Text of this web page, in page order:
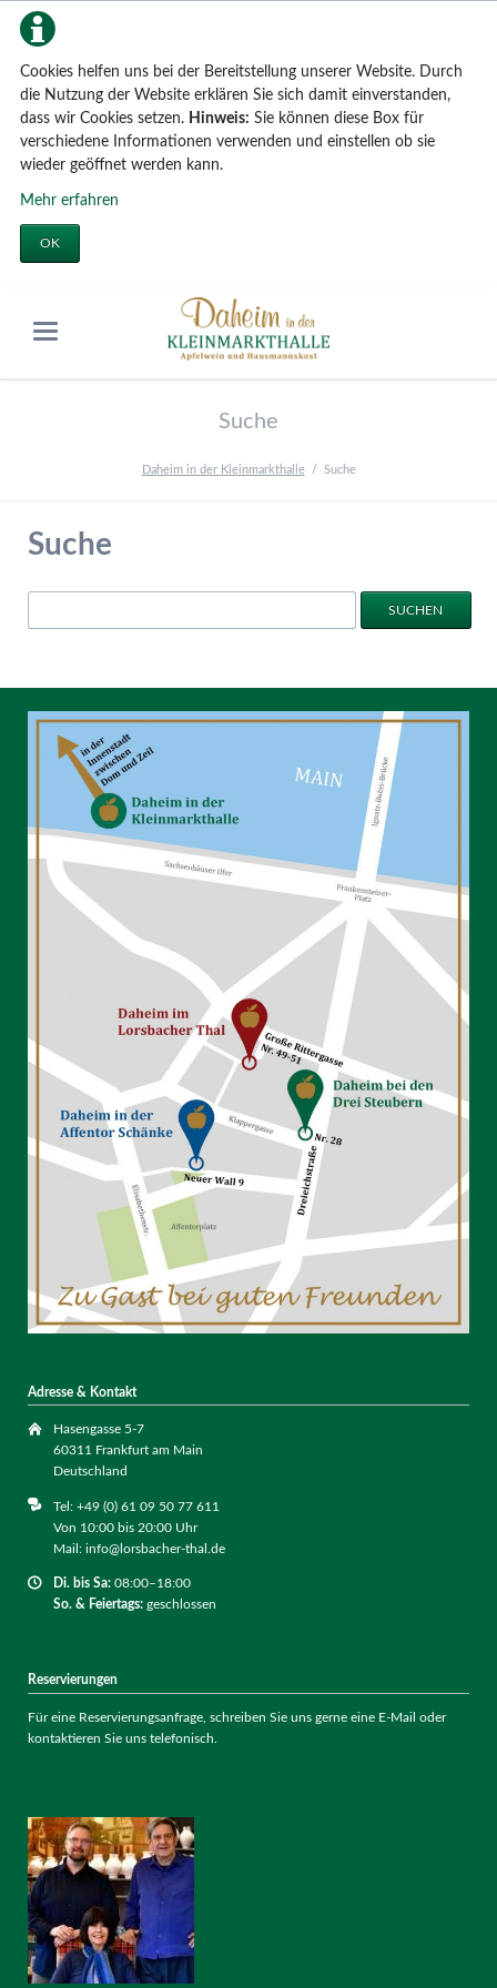
Cookies helfen uns bei der Bereitstellung unserer Website. Durch
die Nutzung der Website erklären Sie sich damit einverstanden,
dass wir Cookies setzen. Hinweis: Sie können diese Box für
verschiedene Informationen verwenden und einstellen ob sie
wieder geöffnet werden kann.
Mehr erfahren
OK
Suche
Daheim in der Kleinmarkthalle Suche
Suche
SUCHEN
Adresse & Kontakt
Hasengasse 5-7
60311 Frankfurt am Main
Deutschland
Tel: +49 (0) 61 09 50 77 611
Von 10:00 bis 20:00 Uhr
Mail: info@lorsbacher-thal.de
Di. bis Sa:08:00–18:00
So. & Feiertags:geschlossen
Reservierungen
Für eine Reservierungsanfrage, schreiben Sie uns gerne eine E-Mail oder
kontaktieren Sie uns telefonisch.